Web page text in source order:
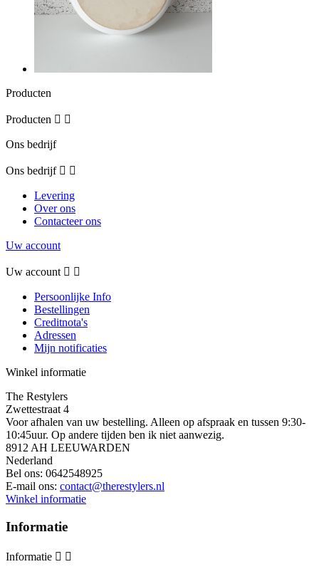
Producten
Producten  
Ons bedrijf
Ons bedrijf  
Levering
Over ons
Contacteer ons
Uw account
Uw account  
Persoonlijke Info
Bestellingen
Creditnota's
Adressen
Mijn notificaties
Winkel informatie
The Restylers
Zwettestraat 4
Voor afhalen van uw bestelling. Alleen op afspraak en tussen 9:30-
10:45uur. Op andere tijden ben ik niet aanwezig.
8912 AH LEEUWARDEN
Nederland
Bel ons: 0642548925
E-mail ons: contact@therestylers.nl
Winkel informatie
Informatie
Informatie  